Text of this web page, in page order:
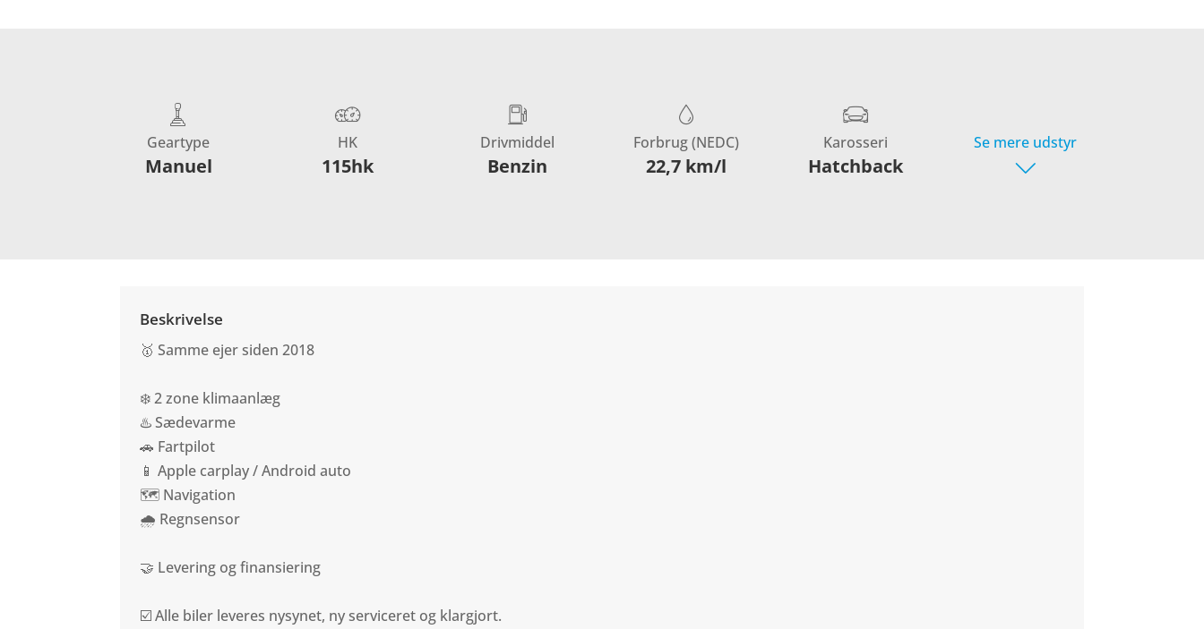
Geartype
Manuel
HK
115hk
Drivmiddel
Benzin
Forbrug (NEDC)
22,7 km/l
Karosseri
Hatchback
Se mere udstyr
Beskrivelse
🥇 Samme ejer siden 2018
❄️ 2 zone klimaanlæg
♨️ Sædevarme
🚗 Fartpilot
📱 Apple carplay / Android auto
🗺️ Navigation
🌧️ Regnsensor
🤝 Levering og finansiering
☑️ Alle biler leveres nysynet, ny serviceret og klargjort.